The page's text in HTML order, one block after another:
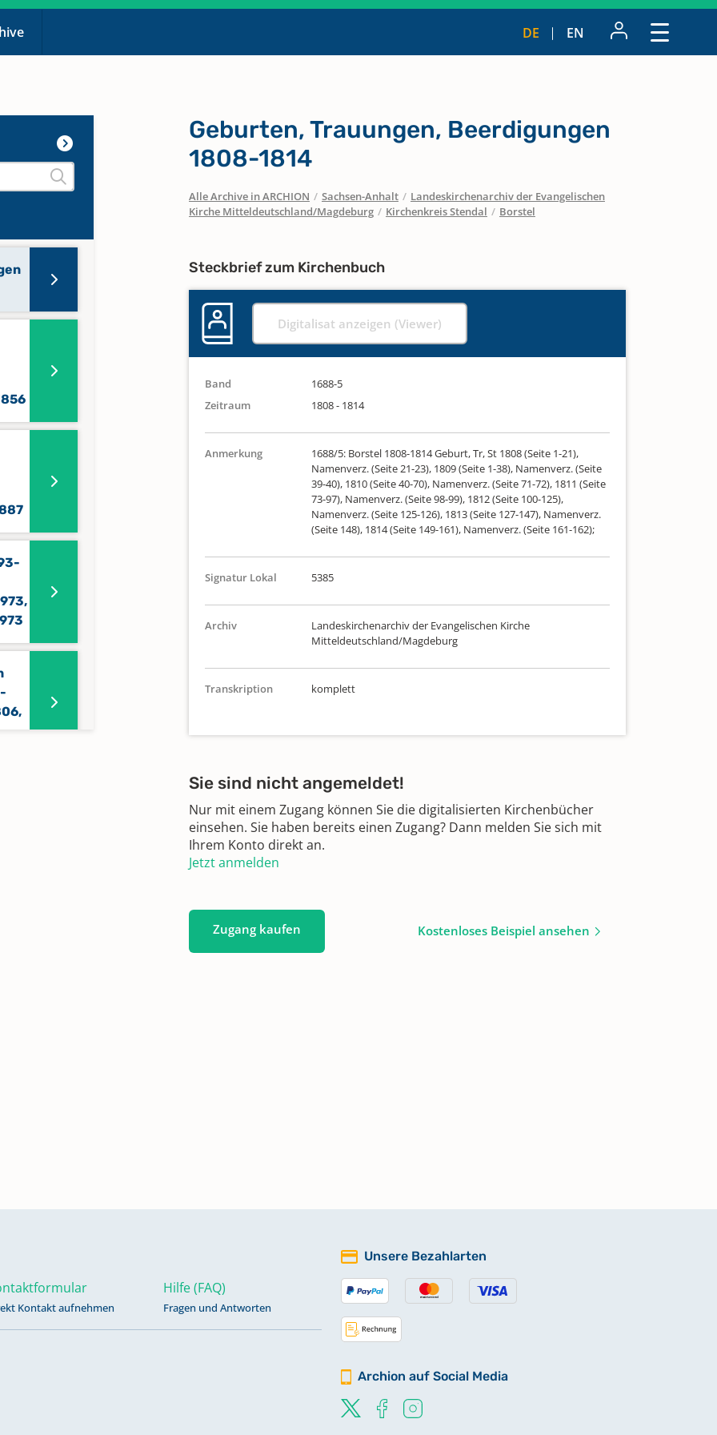
DE EN
Geburten, Trauungen, Beerdigungen
1808-1814
Alle Archive in ARCHION / Sachsen-Anhalt / Landeskirchenarchiv der Evangelischen
Kirche Mitteldeutschland/Magdeburg / Kirchenkreis Stendal / Borstel
Steckbrief zum Kirchenbuch
Digitalisat anzeigen (Viewer)
Band
1688-5
Zeitraum
1808 - 1814
Anmerkung
1688/5: Borstel 1808-1814 Geburt, Tr, St 1808 (Seite 1-21),
Namenverz. (Seite 21-23), 1809 (Seite 1-38), Namenverz. (Seite
39-40), 1810 (Seite 40-70), Namenverz. (Seite 71-72), 1811 (Seite
73-97), Namenverz. (Seite 98-99), 1812 (Seite 100-125),
Namenverz. (Seite 125-126), 1813 (Seite 127-147), Namenverz.
(Seite 148), 1814 (Seite 149-161), Namenverz. (Seite 161-162);
Signatur Lokal 5385
Archiv
Landeskirchenarchiv der Evangelischen Kirche
Mitteldeutschland/Magdeburg
Transkription komplett
Sie sind nicht angemeldet!
Nur mit einem Zugang können Sie die digitalisierten Kirchenbücher
einsehen. Sie haben bereits einen Zugang? Dann melden Sie sich mit
Ihrem Konto direkt an.
Jetzt anmelden
Zugang kaufen Kostenloses Beispiel ansehen
Kontakt aufnehmen
Hilfe (FAQ)
Fragen und Antworten
Unsere Bezahlarten
Archion auf Social Media